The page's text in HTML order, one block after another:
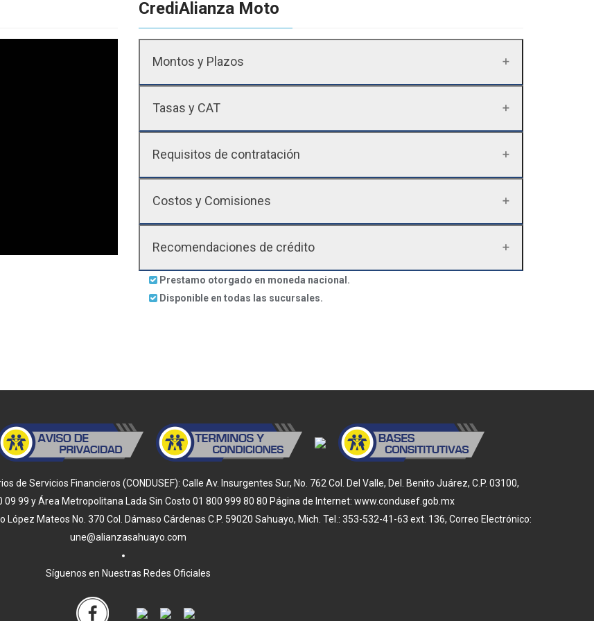
CrediAlianza Moto
Montos y Plazos
Tasas y CAT
Requisitos de contratación
Costos y Comisiones
Recomendaciones de crédito
Prestamo otorgado en moneda nacional.
Disponible en todas las sucursales.
de Servicios Financieros (CONDUSEF): Calle Av. Insurgentes Sur, No. 762 Col. Del Valle, Del. Benito Juárez, C.P. 03100,
09 99 y Área Metropolitana Lada Sin Costo 01 800 999 80 80 Página de Internet: www.condusef.gob.mx
Mateos No. 370 Col. Dámaso Cárdenas C.P. 59020 Sahuayo, Mich. Tel.: 353-532-41-63 ext. 136, Correo Electrónico:
une@alianzasahuayo.com
Síguenos en Nuestras Redes Oficiales